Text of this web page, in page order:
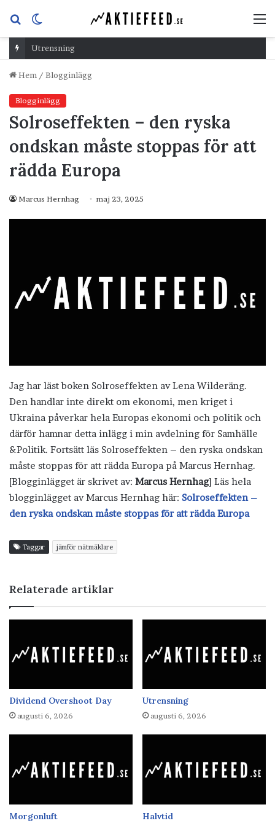
Sök
efterskin
Utrensning
Hem / Blogginlägg
Blogginlägg
Solroseffekten – den ryska
ondskan måste stoppas för att
rädda Europa
Marcus Hernhag maj 23, 2025
Jag har läst boken Solroseffekten av Lena Wilderäng.
Den handlar inte direkt om ekonomi, men kriget i
Ukraina påverkar hela Europas ekonomi och politik och
därför hamnar detta inlägg i min avdelning för Samhälle
&Politik. Fortsätt läs Solroseffekten – den ryska ondskan
måste stoppas för att rädda Europa på Marcus Hernhag.
[Blogginlägget är skrivet av: Marcus Hernhag] Läs hela
blogginlägget av Marcus Hernhag här: Solroseffekten –
den ryska ondskan måste stoppas för att rädda Europa
Taggar jämför nätmäklare
Relaterade artiklar
Dividend Overshoot Day
augusti 6, 2026
Utrensning
augusti 6, 2026
Morgonluft Halvtid